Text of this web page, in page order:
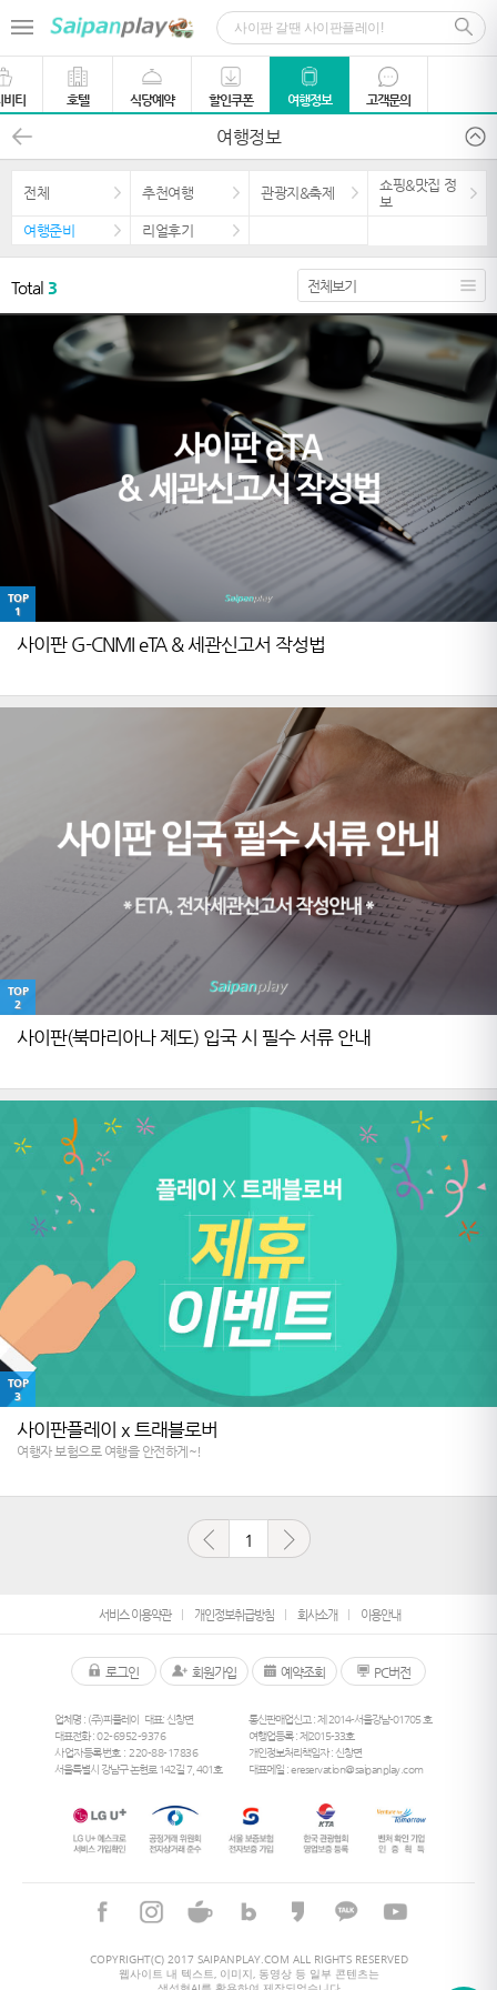
티 호텔 식당예약 할인쿠폰 여행정보 고객문의
여행정보
전체 추천여행 관광지&축제
쇼핑&맛집 정
보
여행준비
리얼후기
Total 3
TOP
1
사이판 G-CNMI eTA & 세관신고서 작성법
TOP
2
사이판(북마리아나 제도) 입국 시 필수 서류 안내
TOP
3
사이판플레이 x 트래블로버
여행자 보험으로 여행을 안전하게~!
1
서비스 이용약관 개인정보취급방침 회사소개 이용안내
로그인 회원가입 예약조회 PC버전
업체명 : (주)피플레이
대표: 신창면
대표전화 :02-6952-9376
사업자등록번호 : 220-88-17836
서울특별시 강남구 논현로 142길 7, 401호
통신판매업신고 : 제 2014-서울강남-01705 호
여행업등록 : 제2015-33호
개인정보처리책임자 : 신창면
대표메일 :ereservation@saipanplay.com
COPYRIGHT(C) 2017 SAIPANPLAY.COM ALL RIGHTS RESERVED
웹사이트 내 텍스트, 이미지, 동영상 등 일부 콘텐츠는